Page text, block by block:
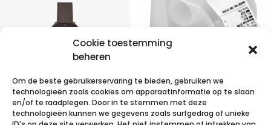
Cookie toestemming
beheren
Om de beste gebruikerservaring te bieden, gebruiken we
technologieën zoals cookies om apparaatinformatie op te slaan
en/of te raadplegen. Door in te stemmen met deze
technologieën kunnen we gegevens zoals surfgedrag of unieke